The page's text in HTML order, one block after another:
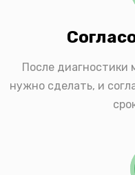
После диагностики
нужно сделать, и